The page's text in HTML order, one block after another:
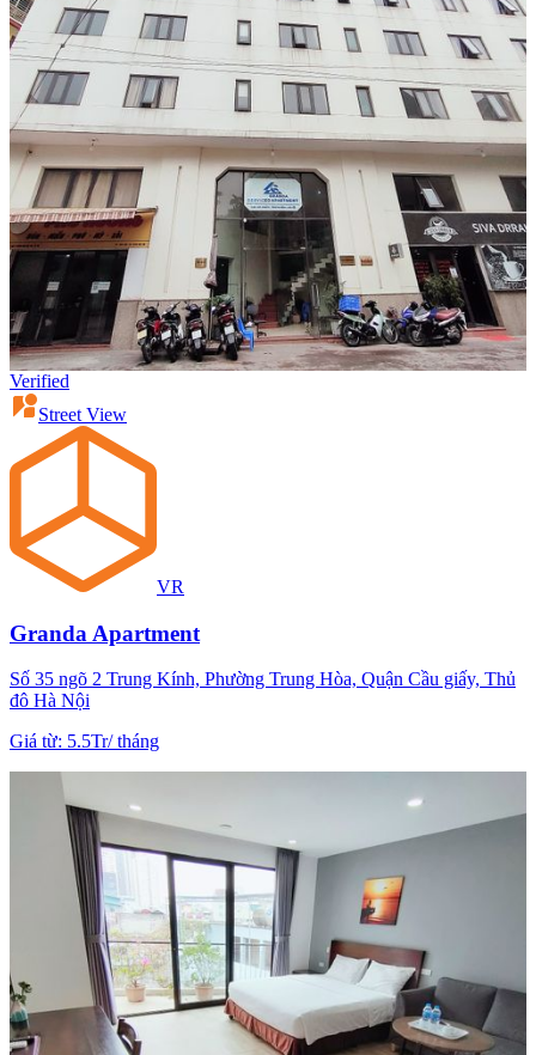
Verified
Street View
VR
Granda Apartment
Số 35 ngõ 2 Trung Kính, Phường Trung Hòa, Quận Cầu giấy, Thủ
đô Hà Nội
Giá từ: 5.5Tr/tháng